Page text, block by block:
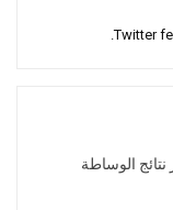
Twitter
الوساطة